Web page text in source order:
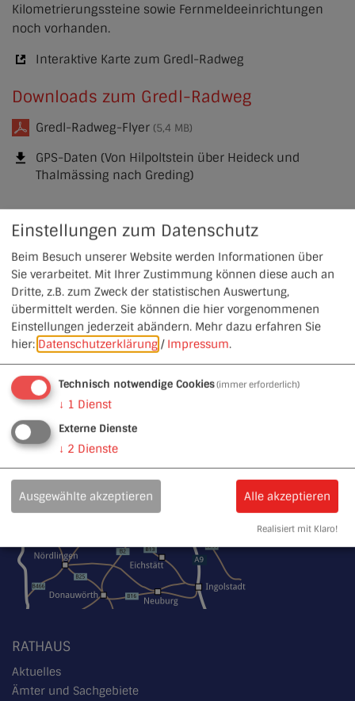
Kilometrierungssteine sowie Fernmeldeeinrichtungen
noch vorhanden.
Interaktive Karte zum Gredl-Radweg
Downloads zum Gredl-Radweg
Gredl-Radweg-Flyer (5,4 MB)
GPS-Daten (Von Hilpoltstein über Heideck und
Thalmässing nach Greding)
RATHAUS
Aktuelles
Ämter und Sachgebiete
Einstellungen zum Datenschutz
Beim Besuch unserer Website werden Informationen über
Sie verarbeitet. Mit Ihrer Zustimmung können diese auch an
Dritte, z.B. zum Zweck der statistischen Auswertung,
übermittelt werden. Sie können die hier vorgenommenen
Einstellungen jederzeit abändern. Mehr dazu erfahren Sie
hier: Datenschutzerklärung / Impressum.
Technisch notwendige Cookies(immer erforderlich)
↓ 1 Dienst
Externe Dienste
↓ 2 Dienste
Ausgewählte akzeptieren Alle akzeptieren
Realisiert mit Klaro!